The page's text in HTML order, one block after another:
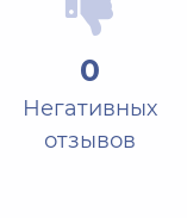
0
Негативных
отзывов